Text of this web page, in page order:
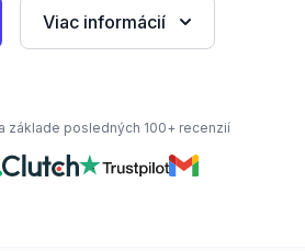
Viac informácií
základe posledných 100+ recenzií